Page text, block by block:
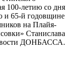
100-летию со дня
и 65-й годовщине
на Плайя-
Станислава
ДОНБАССА.